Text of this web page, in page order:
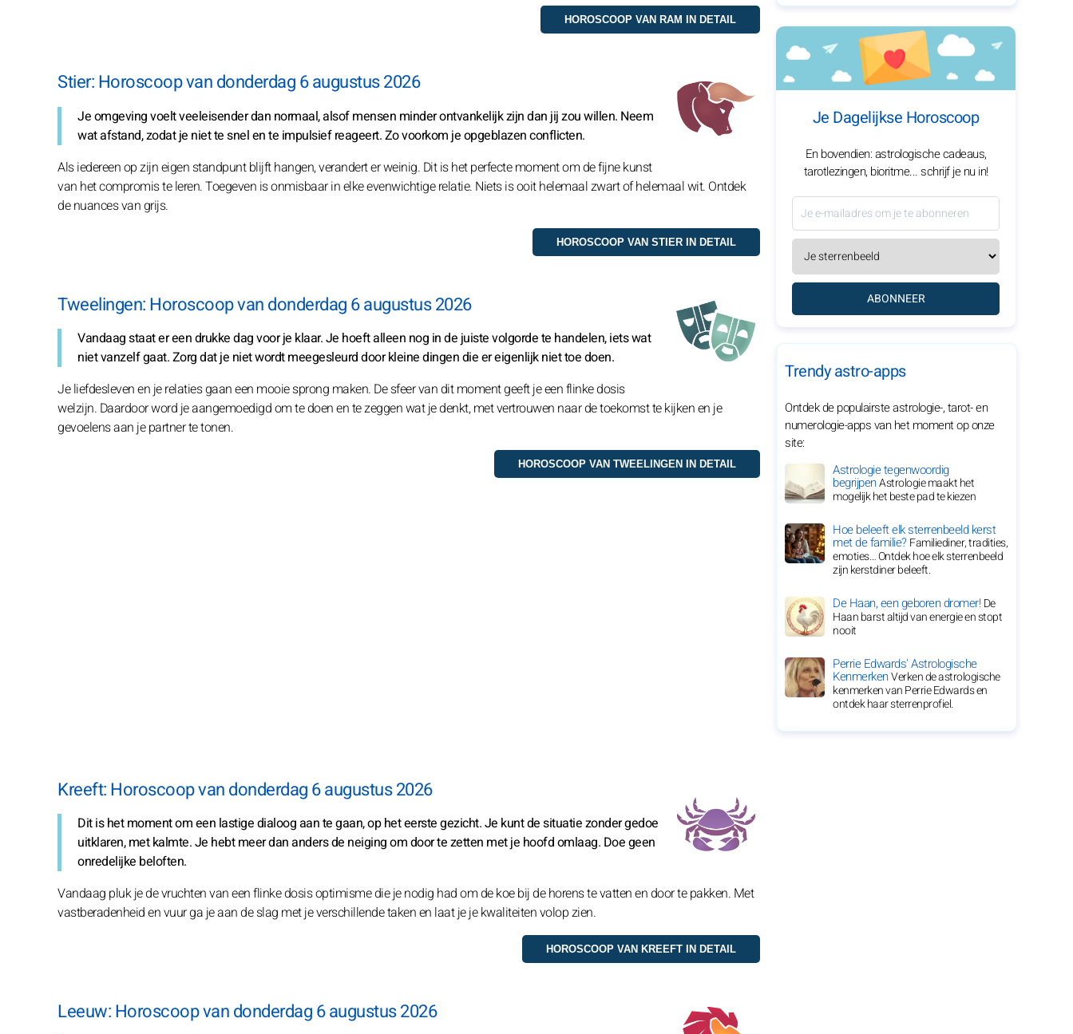
Stier: Horoscoop van donderdag 6 augustus 2026
Je omgeving voelt veeleisender dan normaal, alsof mensen minder ontvankelijk zijn dan jij zou willen. Neem
wat afstand, zodat je niet te snel en te impulsief reageert. Zo voorkom je opgeblazen conflicten.
Als iedereen op zijn eigen standpunt blijft hangen, verandert er weinig. Dit is het perfecte moment om de fijne kunst
van het compromis te leren. Toegeven is onmisbaar in elke evenwichtige relatie. Niets is ooit helemaal zwart of helemaal wit. Ontdek
de nuances van grijs.
Tweelingen: Horoscoop van donderdag 6 augustus 2026
Vandaag staat er een drukke dag voor je klaar. Je hoeft alleen nog in de juiste volgorde te handelen, iets wat
niet vanzelf gaat. Zorg dat je niet wordt meegesleurd door kleine dingen die er eigenlijk niet toe doen.
Je liefdesleven en je relaties gaan een mooie sprong maken. De sfeer van dit moment geeft je een flinke dosis
welzijn. Daardoor word je aangemoedigd om te doen en te zeggen wat je denkt, met vertrouwen naar de toekomst te kijken en je
gevoelens aan je partner te tonen.
Kreeft: Horoscoop van donderdag 6 augustus 2026
Dit is het moment om een lastige dialoog aan te gaan, op het eerste gezicht. Je kunt de situatie zonder gedoe
uitklaren, met kalmte. Je hebt meer dan anders de neiging om door te zetten met je hoofd omlaag. Doe geen
onredelijke beloften.
Vandaag pluk je de vruchten van een flinke dosis optimisme die je nodig had om de koe bij de horens te vatten en door te pakken. Met
vastberadenheid en vuur ga je aan de slag met je verschillende taken en laat je je kwaliteiten volop zien.
Leeuw: Horoscoop van donderdag 6 augustus 2026
Je Dagelijkse Horoscoop
En bovendien: astrologische cadeaus,
tarotlezingen, bioritme... schrijf je nu in!
ABONNEER
Trendy astro-apps
Ontdek de populairste astrologie-, tarot- en
numerologie-apps van het moment op onze
site:
Astrologie tegenwoordig
begrijpenAstrologie maakt het
mogelijk het beste pad te kiezen
Hoe beleeft elk sterrenbeeld kerst
met de familie?Familiediner, tradities,
emoties… Ontdek hoe elk sterrenbeeld
zijn kerstdiner beleeft.
De Haan, een geboren dromer!De
Haan barst altijd van energie en stopt
nooit
Perrie Edwards' Astrologische
KenmerkenVerken de astrologische
kenmerken van Perrie Edwards en
ontdek haar sterrenprofiel.